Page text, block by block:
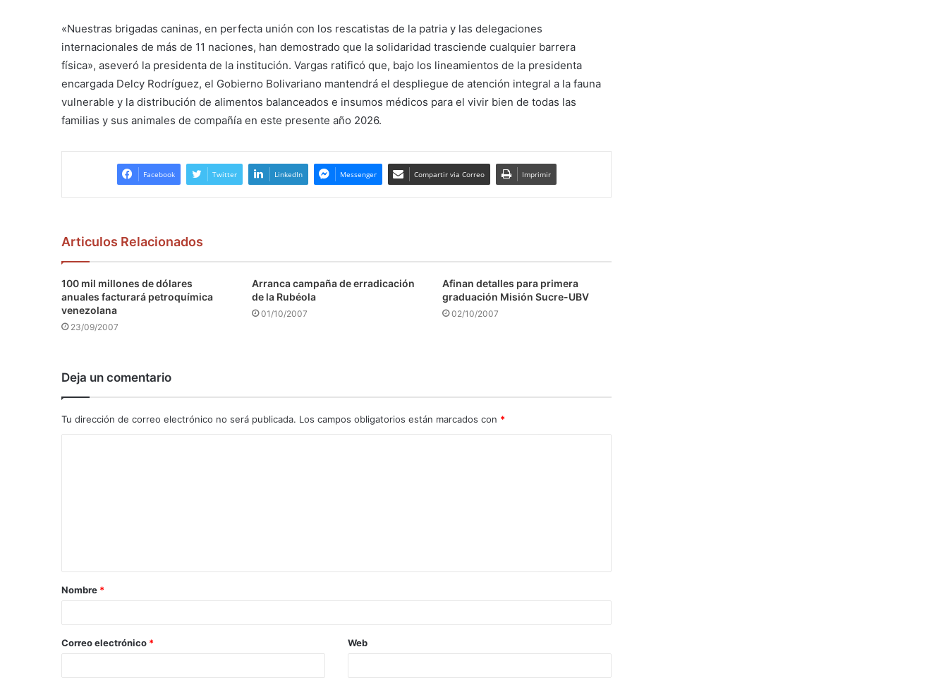
«Nuestras brigadas caninas, en perfecta unión con los rescatistas de la patria y las delegaciones
internacionales de más de 11 naciones, han demostrado que la solidaridad trasciende cualquier barrera
física», aseveró la presidenta de la institución. Vargas ratificó que, bajo los lineamientos de la presidenta
encargada Delcy Rodríguez, el Gobierno Bolivariano mantendrá el despliegue de atención integral a la fauna
vulnerable y la distribución de alimentos balanceados e insumos médicos para el vivir bien de todas las
familias y sus animales de compañía en este presente año 2026.
Facebook Twitter LinkedIn Messenger Compartir via Correo Imprimir
Articulos Relacionados
100 mil millones de dólares
anuales facturará petroquímica
venezolana
23/09/2007
Arranca campaña de erradicación
de la Rubéola
01/10/2007
Afinan detalles para primera
graduación Misión Sucre-UBV
02/10/2007
Deja un comentario
Tu dirección de correo electrónico no será publicada. Los campos obligatorios están marcados con *
a
r
*
Nombre *
Correo electrónico * Web